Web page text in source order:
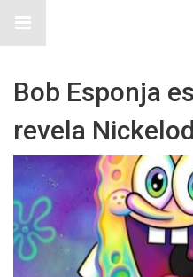
Bob Esponja
revela